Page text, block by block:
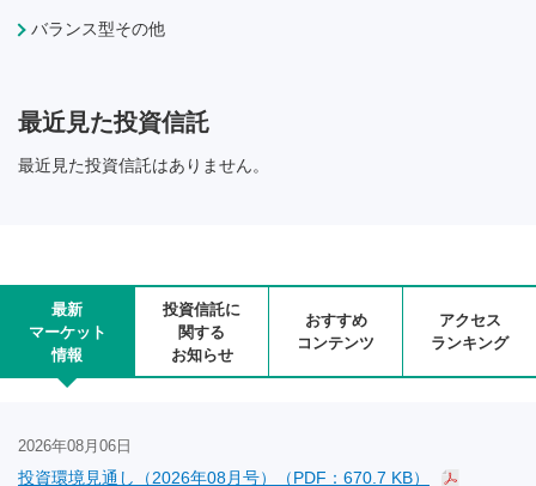
バランス型その他
最近見た投資信託
最近見た投資信託はありません。
最新
マーケット
情報
投資信託に
関する
お知らせ
おすすめ
コンテンツ
アクセス
ランキング
2026年08月06日
投資環境見通し（2026年08月号）（PDF：670.7 KB）